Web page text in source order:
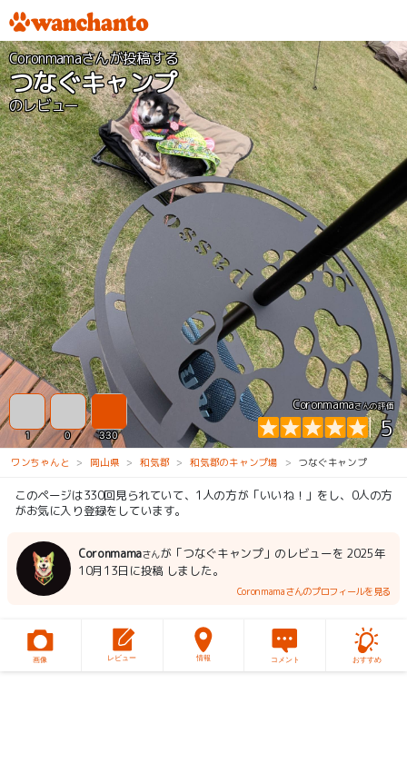
Coronmamaさんが投稿する
つなぐキャンプ
のレビュー
Coronmamaさんの評価
5
1 0 330
ワンちゃんと 岡山県 和気郡 和気郡のキャンプ場 つなぐキャンプ
このページは330回見られていて、1人の方が「いいね！」をし、0人の方
がお気に入り登録をしています。
Coronmamaさんが「つなぐキャンプ」のレビューを 2025年
10月13日に投稿 しました。
Coronmamaさんのプロフィールを見る
画像 レビュー 情報 コメント おすすめ